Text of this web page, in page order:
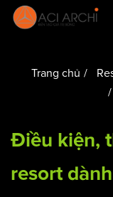
Trang chủ
Điều kiện,
resort